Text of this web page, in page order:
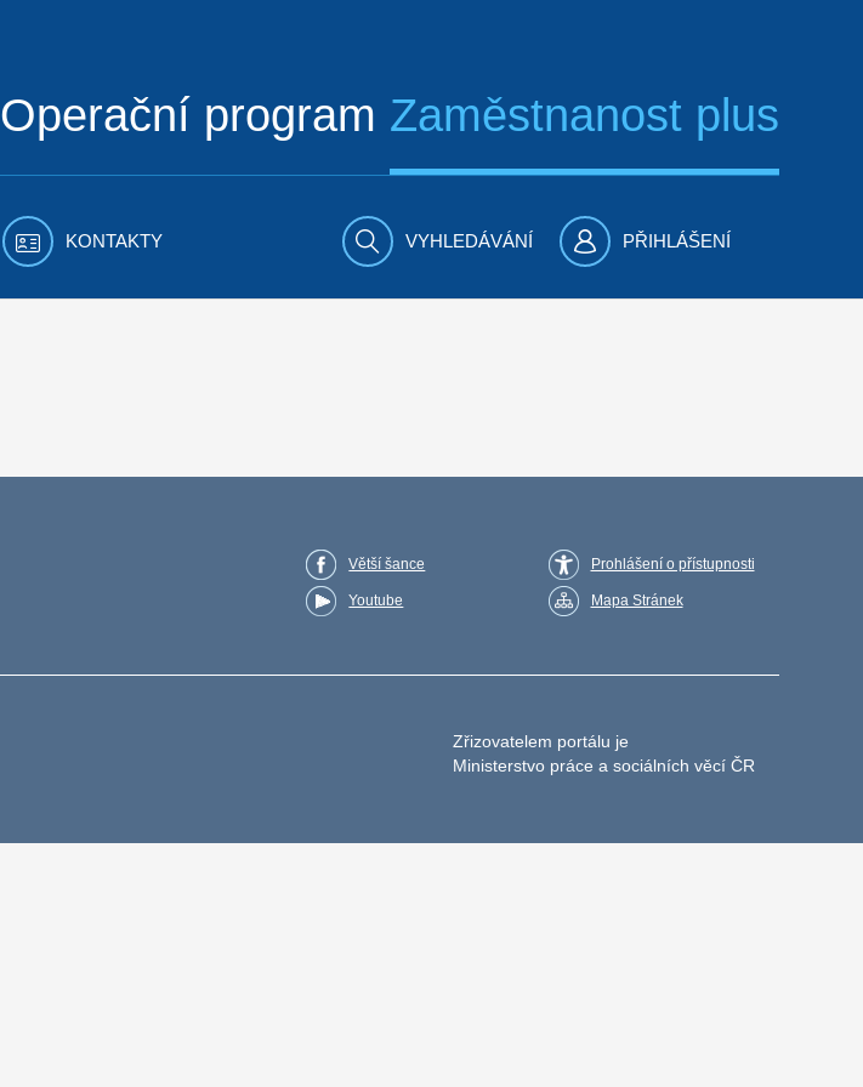
Operační program Zaměstnanost plus
KONTAKTY VYHLEDÁVÁNÍ PŘIHLÁŠENÍ
Větší šance
Youtube
Prohlášení o přístupnosti
Mapa Stránek
Zřizovatelem portálu je
Ministerstvo práce a sociálních věcí ČR